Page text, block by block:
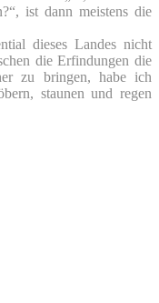
ist dann meistens die
dieses Landes nicht
die Erfindungen die
zu bringen, habe ich
staunen und regen